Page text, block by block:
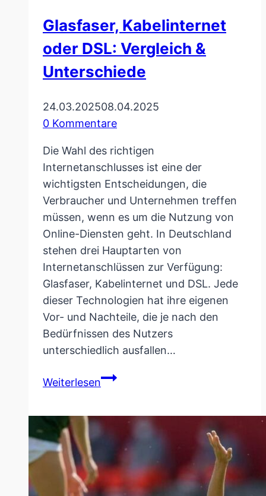
TEST
|
Lampe
Glasfaser, Kabelinternet
oder DSL: Vergleich &
Unterschiede
24.03.202508.04.2025
0 Kommentare
Die Wahl des richtigen
Internetanschlusses ist eine der
wichtigsten Entscheidungen, die
Verbraucher und Unternehmen treffen
müssen, wenn es um die Nutzung von
Online-Diensten geht. In Deutschland
stehen drei Hauptarten von
Internetanschlüssen zur Verfügung:
Glasfaser, Kabelinternet und DSL. Jede
dieser Technologien hat ihre eigenen
Vor- und Nachteile, die je nach den
Bedürfnissen des Nutzers
unterschiedlich ausfallen…
WeiterlesenGlasfaser,
DSL:
Vergleich
&
Unterschiede